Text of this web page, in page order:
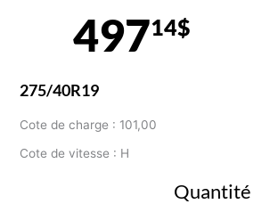
49714$
275/40R19
Cote de charge : 101,00
Cote de vitesse : H
Quantité